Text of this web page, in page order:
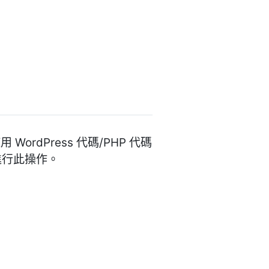
WordPress 代碼/PHP 代碼
此操作。